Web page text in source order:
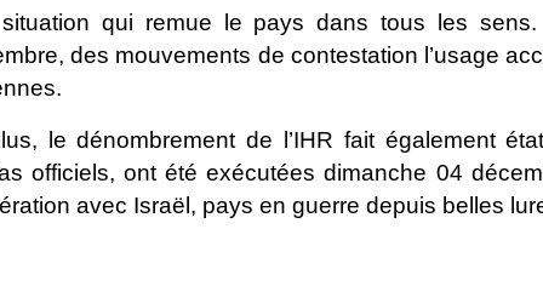
qui remue le pays dans tous les
des mouvements de contestation l’usage
le dénombrement de l’IHR fait également
officiels, ont été exécutées dimanche 04
avec Israël, pays en guerre depuis belles